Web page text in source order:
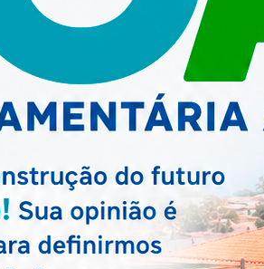
MAIS NOTÍCIAS
INFRAESTRUTURA